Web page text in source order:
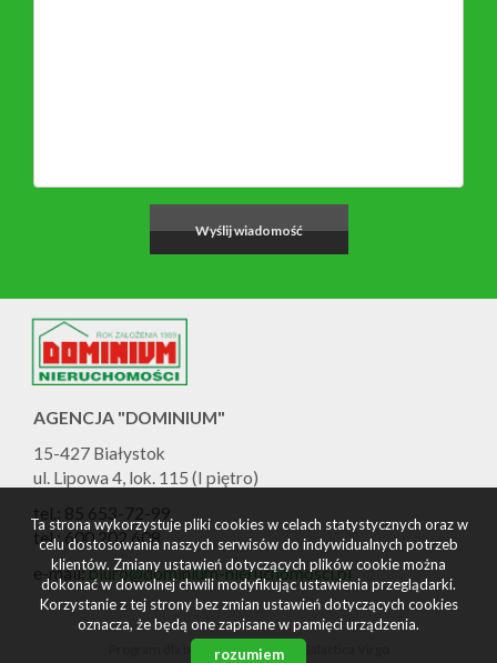
AGENCJA "DOMINIUM"
15-427 Białystok
ul. Lipowa 4, lok. 115 (I piętro)
tel.: 85 653-72-99
tel.: 600 202 608
e-mail:biuro@dominium-nieruchomosci.pl
Program dla biur nieruchomości
Ta strona wykorzystuje pliki cookies w celach statystycznych oraz w
celu dostosowania naszych serwisów do indywidualnych potrzeb
klientów. Zmiany ustawień dotyczących plików cookie można
dokonać w dowolnej chwili modyfikując ustawienia przeglądarki.
Korzystanie z tej strony bez zmian ustawień dotyczących cookies
oznacza, że będą one zapisane w pamięci urządzenia.
rozumiem